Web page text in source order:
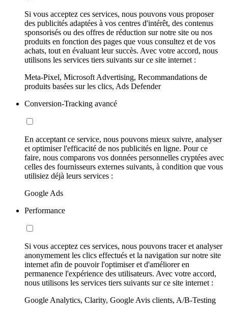
Si vous acceptez ces services, nous pouvons vous proposer
des publicités adaptées à vos centres d'intérêt, des contenus
sponsorisés ou des offres de réduction sur notre site ou nos
produits en fonction des pages que vous consultez et de vos
achats, tout en évaluant leur succès. Avec votre accord, nous
utilisons les services tiers suivants sur ce site internet :
Meta-Pixel, Microsoft Advertising, Recommandations de
produits basées sur les clics, Ads Defender
Conversion-Tracking avancé
En acceptant ce service, nous pouvons mieux suivre, analyser
et optimiser l'efficacité de nos publicités en ligne. Pour ce
faire, nous comparons vos données personnelles cryptées avec
celles des fournisseurs externes suivants, à condition que vous
utilisiez déjà leurs services :
Google Ads
Performance
Si vous acceptez ces services, nous pouvons tracer et analyser
anonymement les clics effectués et la navigation sur notre site
internet afin de pouvoir l'optimiser et d'améliorer en
permanence l'expérience des utilisateurs. Avec votre accord,
nous utilisons les services tiers suivants sur ce site internet :
Google Analytics, Clarity, Google Avis clients, A/B-Testing